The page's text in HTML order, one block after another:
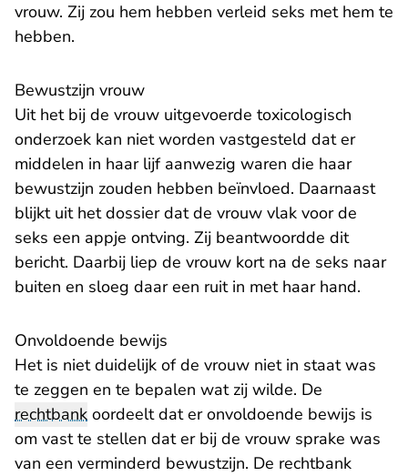
vrouw. Zij zou hem hebben verleid seks met hem te
hebben.
Bewustzijn vrouw
Uit het bij de vrouw uitgevoerde toxicologisch
onderzoek kan niet worden vastgesteld dat er
middelen in haar lijf aanwezig waren die haar
bewustzijn zouden hebben beïnvloed. Daarnaast
blijkt uit het dossier dat de vrouw vlak voor de
seks een appje ontving. Zij beantwoordde dit
bericht. Daarbij liep de vrouw kort na de seks naar
buiten en sloeg daar een ruit in met haar hand.
Onvoldoende bewijs
Het is niet duidelijk of de vrouw niet in staat was
te zeggen en te bepalen wat zij wilde. De
rechtbank oordeelt dat er onvoldoende bewijs is
om vast te stellen dat er bij de vrouw sprake was
van een verminderd bewustzijn. De rechtbank